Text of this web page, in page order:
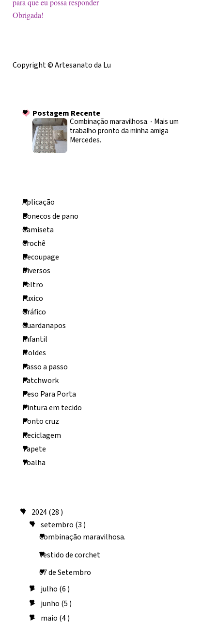
para que eu possa responder
Obrigada!
Copyright © Artesanato da Lu
Postagem Recente
Combinação maravilhosa. - Mais um
trabalho pronto da minha amiga
Mercedes.
Aplicação
Bonecos de pano
Camiseta
Crochê
Decoupage
Diversos
Feltro
Fuxico
Gráfico
Guardanapos
Infantil
Moldes
Passo a passo
Patchwork
Peso Para Porta
Pintura em tecido
Ponto cruz
Reciclagem
Tapete
Toalha
▼ 2024(28 )
▼setembro (3 )
Combinação maravilhosa.
Vestido de corchet
07 de Setembro
► julho (6 )
► junho (5 )
► maio (4 )